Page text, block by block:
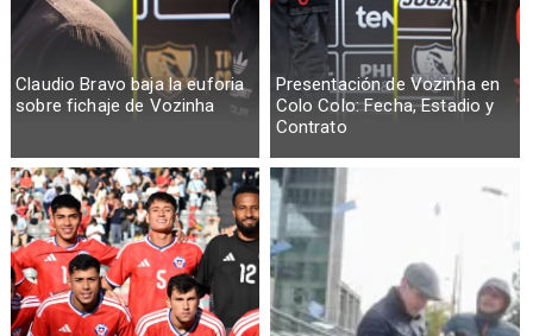
Claudio Bravo baja la euforia
sobre fichaje de Vozinha
Presentación de Vozinha en
Colo Colo: Fecha, Estadio y
Contrato